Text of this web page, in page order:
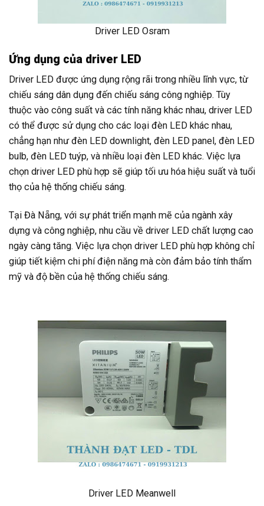
Driver LED Osram
Ứng dụng của driver LED
Driver LED được ứng dụng rộng rãi trong nhiều lĩnh vực, từ
chiếu sáng dân dụng đến chiếu sáng công nghiệp. Tùy
thuộc vào công suất và các tính năng khác nhau, driver LED
có thể được sử dụng cho các loại đèn LED khác nhau,
chẳng hạn như đèn LED downlight, đèn LED panel, đèn LED
bulb, đèn LED tuýp, và nhiều loại đèn LED khác. Việc lựa
chọn driver LED phù hợp sẽ giúp tối ưu hóa hiệu suất và tuổi
thọ của hệ thống chiếu sáng.
Tại Đà Nẵng, với sự phát triển mạnh mẽ của ngành xây
dựng và công nghiệp, nhu cầu về driver LED chất lượng cao
ngày càng tăng. Việc lựa chọn driver LED phù hợp không chỉ
giúp tiết kiệm chi phí điện năng mà còn đảm bảo tính thẩm
mỹ và độ bền của hệ thống chiếu sáng.
Driver LED Meanwell